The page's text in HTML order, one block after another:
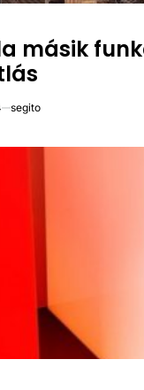
másik
segito